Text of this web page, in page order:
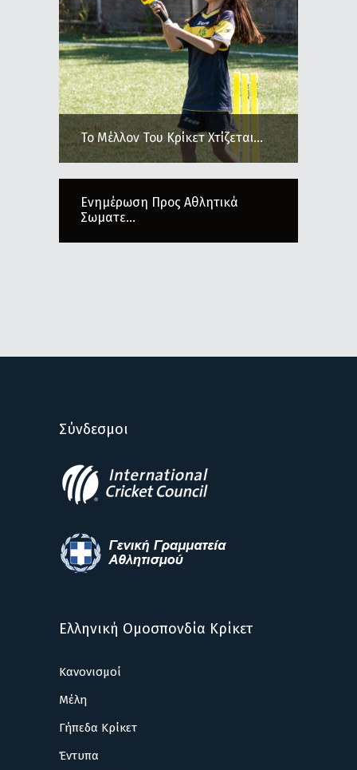
Το Μέλλον Του Κρίκετ Χτίζεται...
Ενημέρωση Προς Αθλητικά
Σωματε...
Σύνδεσμοι
Ελληνική Ομοσπονδία Κρίκετ
Κανονισμοί
Μέλη
Γήπεδα Κρίκετ
Έντυπα